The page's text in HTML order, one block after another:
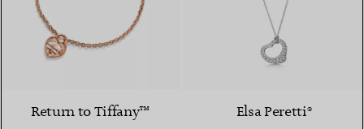
2 Materialien
Return to Tiffany™ Elsa Peretti®